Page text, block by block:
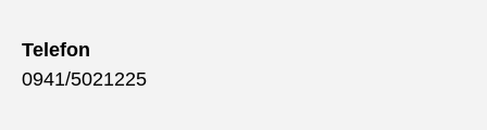
Telefon
0941/5021225